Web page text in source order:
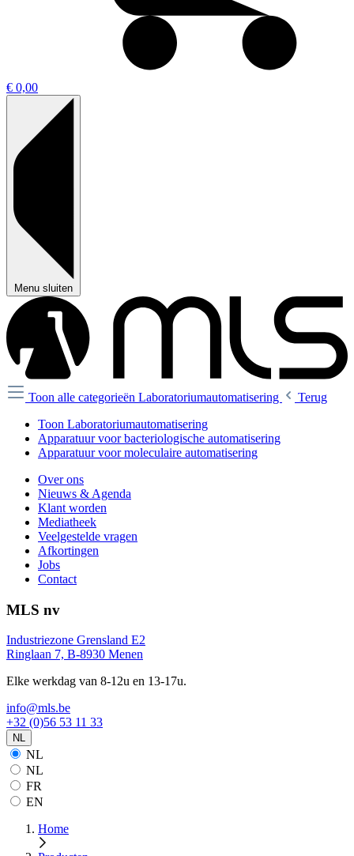
€ 0,00
Menu sluiten
Toon alle categorieën Laboratoriumautomatisering
Terug
Toon Laboratoriumautomatisering
Apparatuur voor bacteriologische automatisering
Apparatuur voor moleculaire automatisering
Over ons
Nieuws & Agenda
Klant worden
Mediatheek
Veelgestelde vragen
Afkortingen
Jobs
Contact
MLS nv
Industriezone Grensland E2
Ringlaan 7, B-8930 Menen
Elke werkdag van 8-12u en 13-17u.
info@mls.be
+32 (0)56 53 11 33
NL
NL
NL
FR
EN
Home